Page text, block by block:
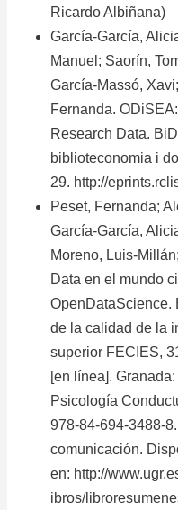
Ricardo Albiñana)
García-García,
Manuel; Saorín,
García-Massó,
Fernanda.
Research Data.
biblioteconomia i
29. http://
Peset, Fernanda;
García-García,
Moreno, Luis-
Data en el mundo
OpenDataScience.
de la calidad de la
superior FECIES,
[en línea].
Psicología
978-84-694-3488-
comunicación.
en: http://
ibros/